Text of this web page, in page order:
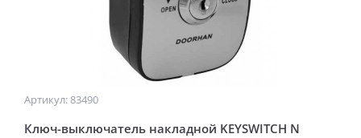
Артикул: 83490
Ключ-выключатель накладной KEYSWITCH N